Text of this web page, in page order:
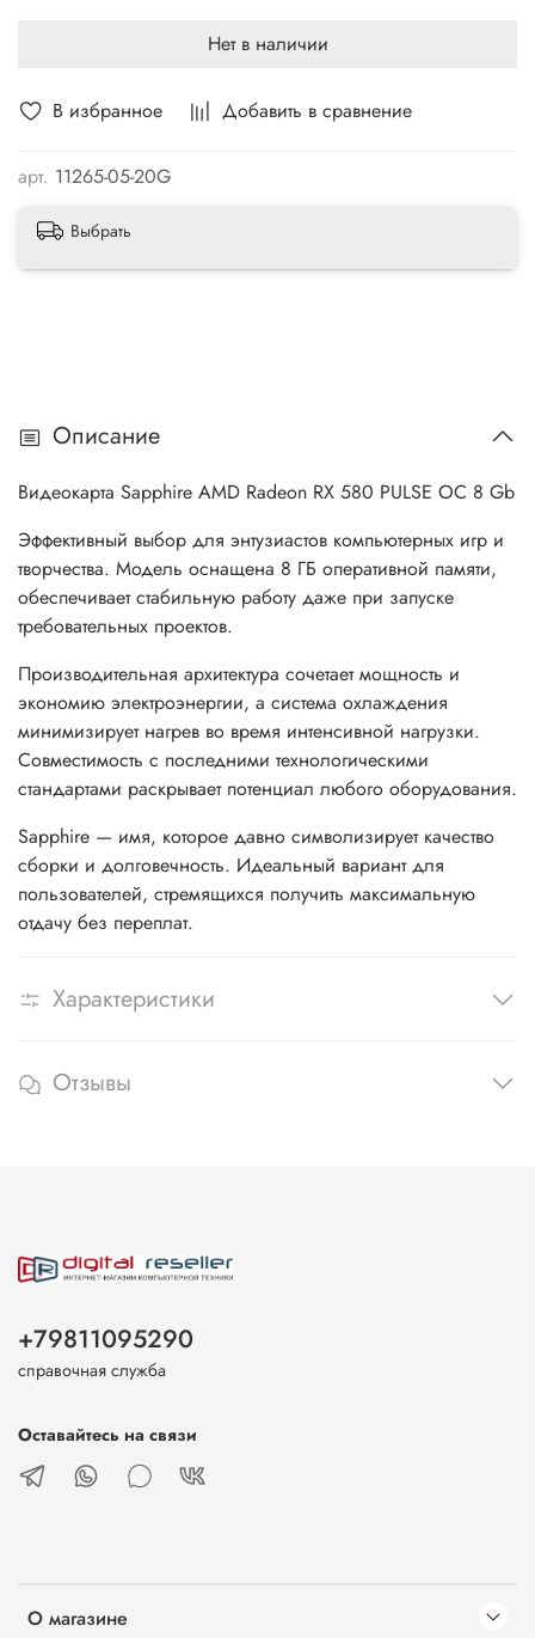
В избранное Добавить в сравнение
арт. 11265-05-20G
Нет в наличии
Выбрать
Описание
Видеокарта Sapphire AMD Radeon RX 580 PULSE OC 8 Gb
Эффективный выбор для энтузиастов компьютерных игр и
творчества. Модель оснащена 8 ГБ оперативной памяти,
обеспечивает стабильную работу даже при запуске
требовательных проектов.
Производительная архитектура сочетает мощность и
экономию электроэнергии, а система охлаждения
минимизирует нагрев во время интенсивной нагрузки.
Совместимость с последними технологическими
стандартами раскрывает потенциал любого оборудования.
Sapphire — имя, которое давно символизирует качество
сборки и долговечность. Идеальный вариант для
пользователей, стремящихся получить максимальную
отдачу без переплат.
Характеристики
Отзывы
О магазине
+79811095290
справочная служба
Оставайтесь на связи